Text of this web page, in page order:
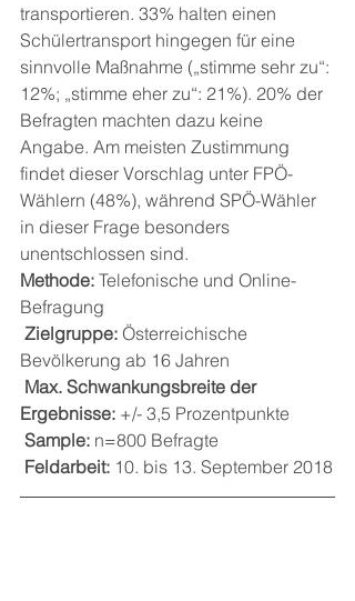
transportieren. 33% halten einen
Schülertransport hingegen für eine
sinnvolle Maßnahme („stimme sehr zu“:
12%; „stimme eher zu“: 21%). 20% der
Befragten machten dazu keine
Angabe. Am meisten Zustimmung
findet dieser Vorschlag unter FPÖ-
Wählern (48%), während SPÖ-Wähler
in dieser Frage besonders
unentschlossen sind.
Methode: Telefonische und Online-
Befragung
Zielgruppe: Österreichische
Bevölkerung ab 16 Jahren
Max. Schwankungsbreite der
Ergebnisse: +/- 3,5 Prozentpunkte
Sample: n=800 Befragte
Feldarbeit: 10. bis 13. September 2018